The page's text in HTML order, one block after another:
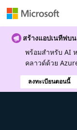
สร้างแอปเนทีฟบ
พร้อมสําหรับ AI
คลาวด์ด้วย
ลงทะเบียนตอนนี้